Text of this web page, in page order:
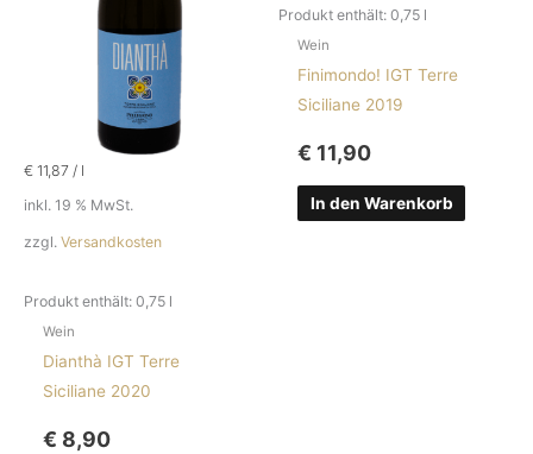
€ 11,87 / l
inkl. 19 % MwSt.
zzgl. Versandkosten
Produkt enthält: 0,75 l
Wein
Dianthà IGT Terre
Siciliane 2020
€ 8,90
Produkt enthält: 0,75 l
Wein
Finimondo! IGT Terre
Siciliane 2019
€ 11,90
In den Warenkorb